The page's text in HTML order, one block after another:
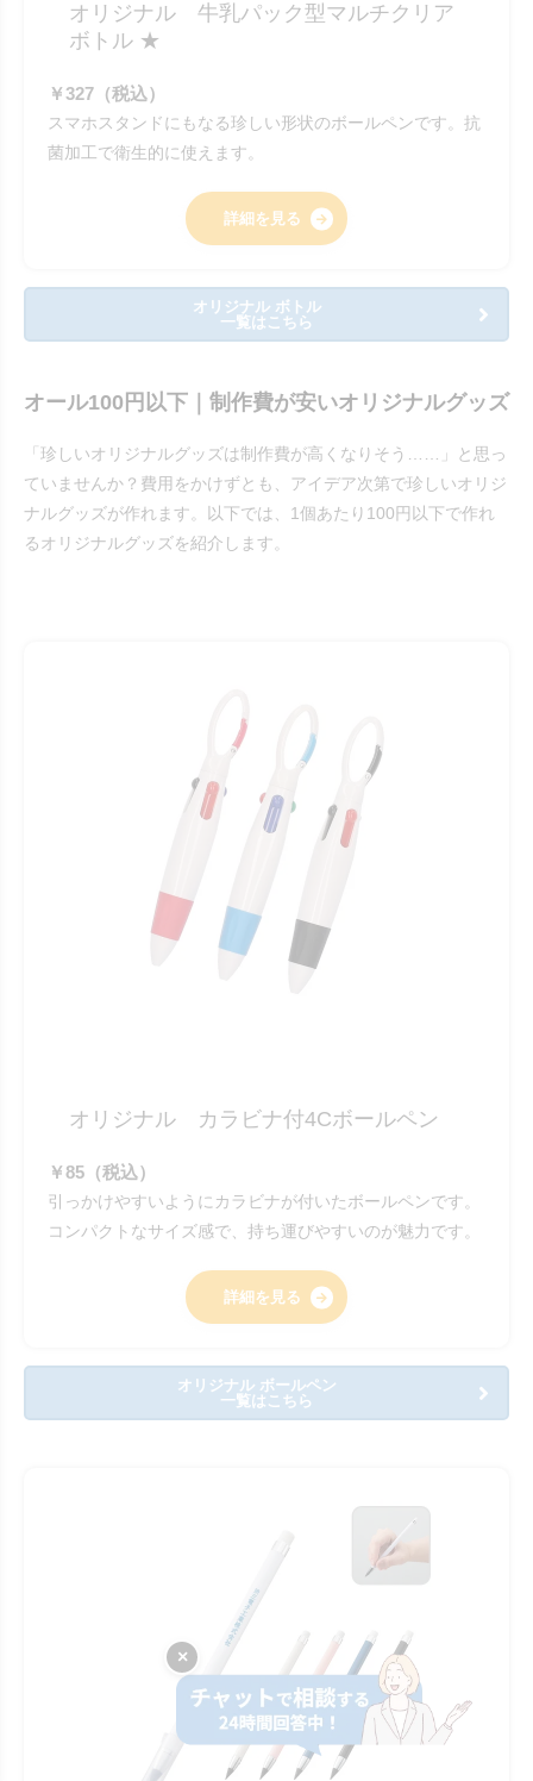
オリジナル 牛乳パック型マルチクリア
ボトル ★
￥327（税込）
スマホスタンドにもなる珍しい形状のボールペンです。抗
菌加工で衛生的に使えます。
詳細を見る
オリジナル ボトル
一覧はこちら
オール100円以下｜制作費が安いオリジナルグッズ
「珍しいオリジナルグッズは制作費が高くなりそう……」と思っ
ていませんか？費用をかけずとも、アイデア次第で珍しいオリジ
ナルグッズが作れます。以下では、1個あたり100円以下で作れ
るオリジナルグッズを紹介します。
オリジナル カラビナ付4Cボールペン
￥85（税込）
引っかけやすいようにカラビナが付いたボールペンです。
コンパクトなサイズ感で、持ち運びやすいのが魅力です。
詳細を見る
オリジナル ボールペン
一覧はこちら
×